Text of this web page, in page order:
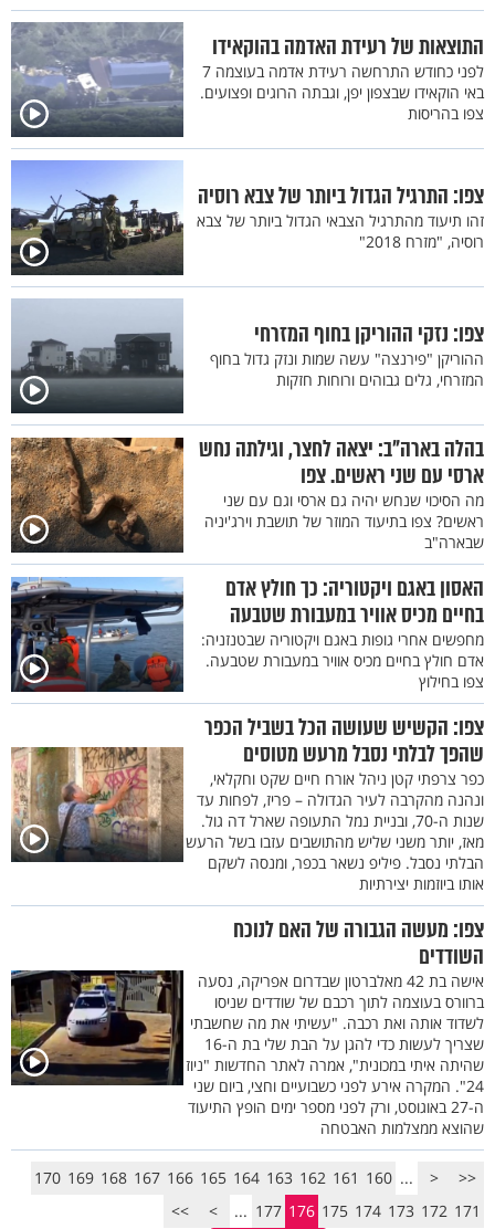
התוצאות של רעידת האדמה בהוקאידו
לפני כחודש התרחשה רעידת אדמה בעוצמה 7
באי הוקאידו שבצפון יפן, וגבתה הרוגים ופצועים.
צפו בהריסות
צפו: התרגיל הגדול ביותר של צבא רוסיה
זהו תיעוד מהתרגיל הצבאי הגדול ביותר של צבא
רוסיה, "מזרח 2018"
צפו: נזקי ההוריקן בחוף המזרחי
ההוריקן "פירנצה" עשה שמות ונזק גדול בחוף
המזרחי, גלים גבוהים ורוחות חזקות
בהלה בארה"ב: יצאה לחצר, וגילתה נחש
ארסי עם שני ראשים. צפו
מה הסיכוי שנחש יהיה גם ארסי וגם עם שני
ראשים? צפו בתיעוד המוזר של תושבת וירג'יניה
שבארה"ב
האסון באגם ויקטוריה: כך חולץ אדם
בחיים מכיס אוויר במעבורת שטבעה
מחפשים אחרי גופות באגם ויקטוריה שבטנזניה:
אדם חולץ בחיים מכיס אוויר במעבורת שטבעה.
צפו בחילוץ
צפו: הקשיש שעושה הכל בשביל הכפר
שהפך לבלתי נסבל מרעש מטוסים
כפר צרפתי קטן ניהל אורח חיים שקט וחקלאי,
ונהנה מהקרבה לעיר הגדולה – פריז, לפחות עד
שנות ה-70, ובניית נמל התעופה שארל דה גול.
מאז, יותר משני שליש מהתושבים עזבו בשל הרעש
הבלתי נסבל. פיליפ נשאר בכפר, ומנסה לשקם
אותו ביוזמות יצירתיות
צפו: מעשה הגבורה של האם לנוכח
השודדים
אישה בת 42 מאלברטון שבדרום אפריקה, נסעה
ברוורס בעוצמה לתוך רכבם של שודדים שניסו
לשדוד אותה ואת רכבה. "עשיתי את מה שחשבתי
שצריך לעשות כדי להגן על הבת שלי בת ה-16
שהיתה איתי במכונית", אמרה לאתר החדשות "ניוז
24". המקרה אירע לפני כשבועיים וחצי, ביום שני
ה-27 באוגוסט, ורק לפני מספר ימים הופץ התיעוד
שהוצא ממצלמות האבטחה
<<
<
...
160
161
162
163
164
165
166
167
168
169
170
171
172
173
174
175
176
177
...
>
>>